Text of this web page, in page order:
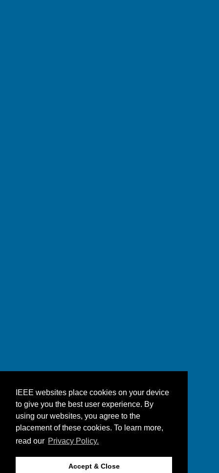
IEEE websites place cookies on your device
to give you the best user experience. By
using our websites, you agree to the
placement of these cookies. To learn more,
read our Privacy Policy.
Accept & Close